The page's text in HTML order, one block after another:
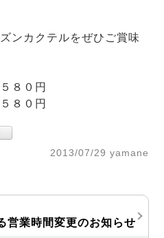
ンカクテルをぜひご賞味
８０円
８０円
2013/07/29 yamane
営業時間変更のお知らせ